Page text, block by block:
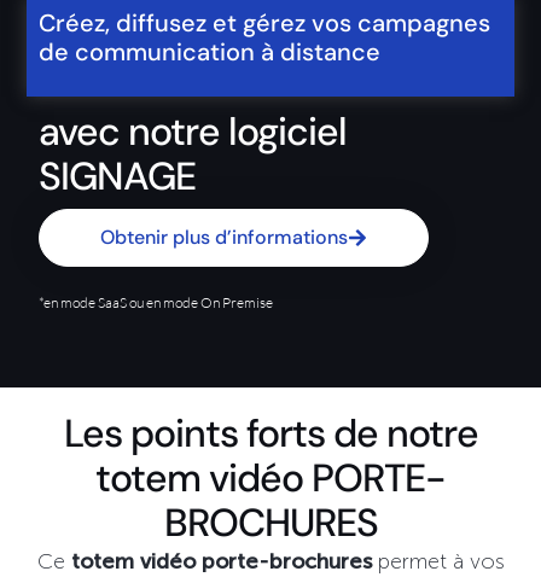
Créez, diffusez et gérez vos campagnes
de communication à distance
avec notre logiciel
SIGNAGE
Obtenir plus d’informations
*en mode SaaS ou en mode On Premise
Les points forts de notre
totem vidéo PORTE-
BROCHURES
Ce totem vidéo porte-brochurespermet à vos